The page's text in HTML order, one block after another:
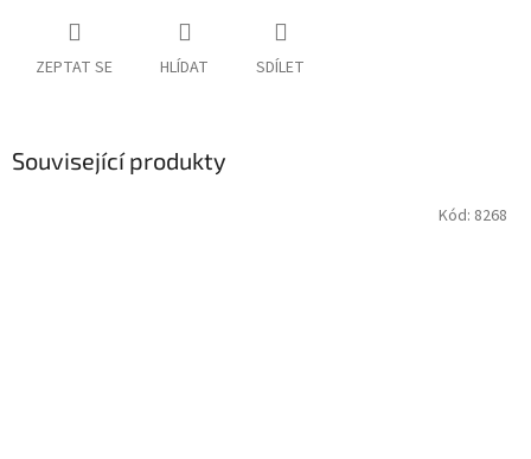
ZEPTAT SE HLÍDAT SDÍLET
Související produkty
Kód: 8268